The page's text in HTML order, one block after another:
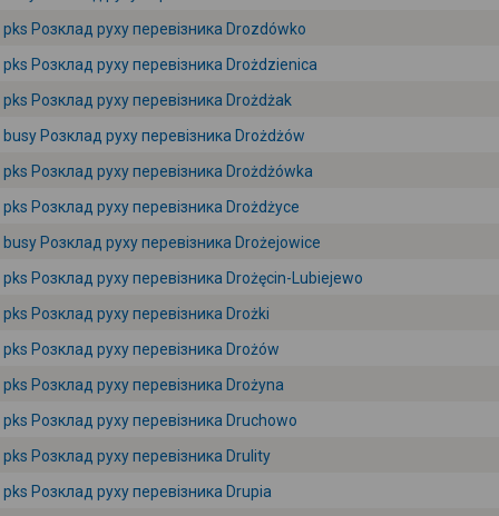
pks Розклад руху перевізника Drozdówko
pks Розклад руху перевізника Drożdzienica
pks Розклад руху перевізника Drożdżak
busy Розклад руху перевізника Drożdżów
pks Розклад руху перевізника Drożdżówka
pks Розклад руху перевізника Drożdżyce
busy Розклад руху перевізника Drożejowice
pks Розклад руху перевізника Drożęcin-Lubiejewo
pks Розклад руху перевізника Drożki
pks Розклад руху перевізника Drożów
pks Розклад руху перевізника Drożyna
pks Розклад руху перевізника Druchowo
pks Розклад руху перевізника Drulity
pks Розклад руху перевізника Drupia